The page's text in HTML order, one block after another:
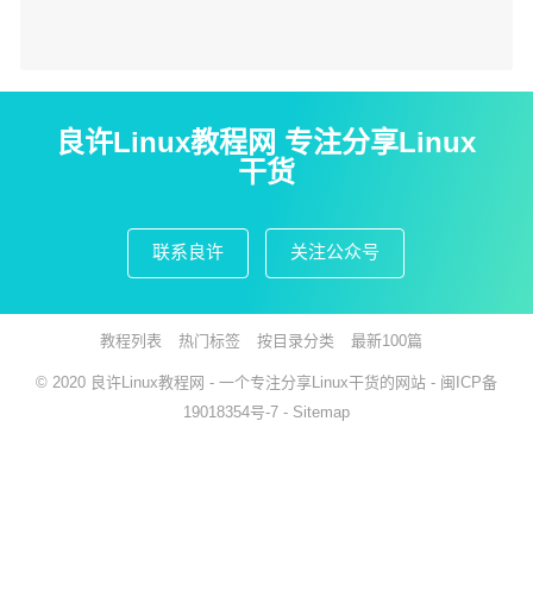
良许Linux教程网 专注分享Linux
干货
联系良许 关注公众号
教程列表 热门标签 按目录分类 最新100篇
© 2020 良许Linux教程网 - 一个专注分享Linux干货的网站 - 闽ICP备
19018354号-7 - Sitemap